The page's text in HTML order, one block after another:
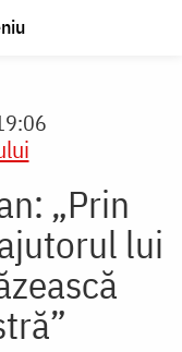
„Prin
lui